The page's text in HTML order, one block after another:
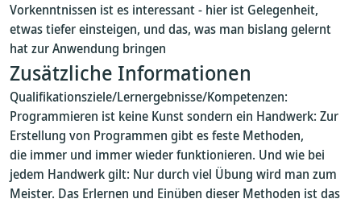
Vorkenntnissen ist es interessant - hier ist Gelegenheit,
etwas tiefer einsteigen, und das, was man bislang gelernt
hat zur Anwendung bringen
Zusätzliche Informationen
Qualifikationsziele/Lernergebnisse/Kompetenzen:
Programmieren ist keine Kunst sondern ein Handwerk: Zur
Erstellung von Programmen gibt es feste Methoden,
die immer und immer wieder funktionieren. Und wie bei
jedem Handwerk gilt: Nur durch viel Übung wird man zum
Meister. Das Erlernen und Einüben dieser Methoden ist das